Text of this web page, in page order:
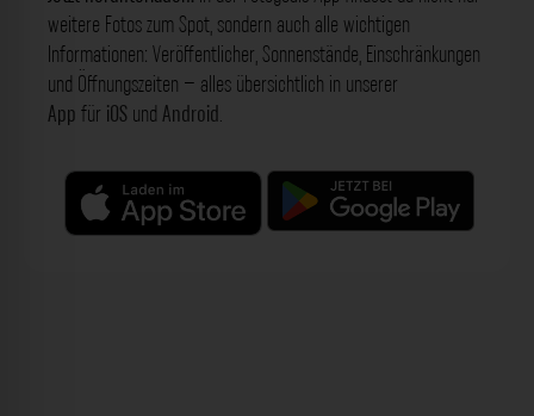
weitere Fotos zum Spot, sondern auch alle wichtigen
Informationen: Veröffentlicher, Sonnenstände, Einschränkungen
und Öffnungszeiten – alles übersichtlich in unserer
App für iOS und Android.